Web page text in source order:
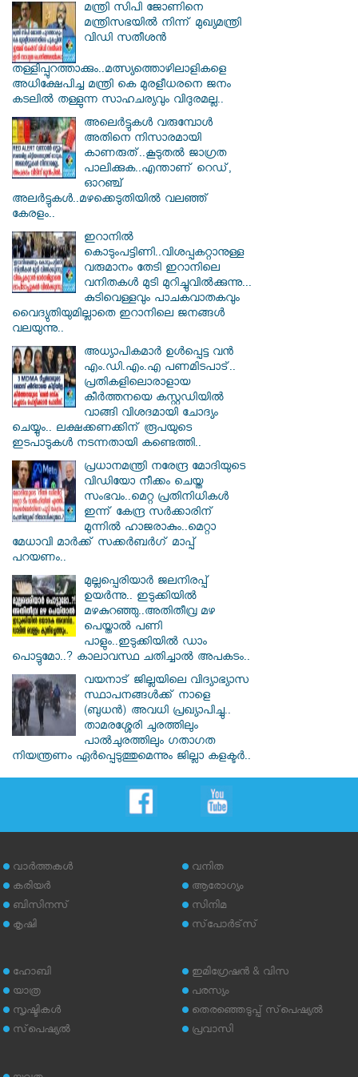
മന്ത്രി സിപി ജോണിനെ
മന്ത്രിസഭയില്‍ നിന്ന് മുഖ്യമന്ത്രി
വിഡി സതീശന്‍
തള്ളിപ്പുറത്താക്കും..മത്സ്യത്തൊഴിലാളികളെ
അധിക്ഷേപിച്ച മന്ത്രി കെ മുരളീധരനെ ജനം
കടലില്‍ തള്ളുന്ന സാഹചര്യവും വിദുരമല്ല..
അലെർട്ടുകൾ വരുമ്പോൾ
അതിനെ നിസാരമായി
കാണരുത്..കൂടുതൽ ജാഗ്രത
പാലിക്കുക..എന്താണ് റെഡ്,
ഓറഞ്ച്
അലർട്ടുകൾ..മഴക്കെടുതിയിൽ വലഞ്ഞ്
കേരളം..
ഇറാനില്‍
കൊടുംപട്ടിണി..വിശപ്പകറ്റാനുള്ള
വരുമാനം തേടി ഇറാനിലെ
വനിതകള്‍ മുടി മുറിച്ചുവില്‍ക്കുന്നു...
കുടിവെള്ളവും പാചകവാതകവും
വൈദ്യുതിയുമില്ലാതെ ഇറാനിലെ ജനങ്ങള്‍
വലയുന്നു..
അധ്യാപികമാര്‍ ഉള്‍പ്പെട്ട വന്‍
എം.ഡി.എം.എ പണമിടപാട്..
പ്രതികളിലൊരാളായ
കീര്‍ത്തനയെ കസ്റ്റഡിയില്‍
വാങ്ങി വിശദമായി ചോദ്യം
ചെയ്യും.. ലക്ഷക്കണക്കിന് രൂപയുടെ
ഇടപാടുകള്‍ നടന്നതായി കണ്ടെത്തി..
പ്രധാനമന്ത്രി നരേന്ദ്ര മോദിയുടെ
വിഡിയോ നീക്കം ചെയ്ത
സംഭവം..മെറ്റ പ്രതിനിധികൾ
ഇന്ന് കേന്ദ്ര സർക്കാരിന്
മുന്നിൽ ഹാജരാകും..മെറ്റാ
മേധാവി മാർക്ക് സക്കർബർഗ് മാപ്പ്
പറയണം..
മുല്ലപ്പെരിയാർ ജലനിരപ്പ്
ഉയർന്നു.. ഇടുക്കിയിൽ
മഴകുറഞ്ഞു..അതിതീവ്ര മഴ
പെയ്താൽ പണി
പാളും..ഇടുക്കിയിൽ ഡാം
പൊട്ടുമോ..? കാലാവസ്ഥ ചതിച്ചാൽ അപകടം..
വയനാട് ജില്ലയിലെ വിദ്യാഭ്യാസ
സ്ഥാപനങ്ങൾക്ക് നാളെ
(ബുധൻ) അവധി പ്രഖ്യാപിച്ചു..
താമരശ്ശേരി ചുരത്തിലും
പാൽചുരത്തിലും ഗതാഗത
നിയന്ത്രണം ഏർപ്പെടുത്തുമെന്നും ജില്ലാ കളക്ടർ..
വാര്‍ത്തകള്‍
കരിയര്‍
ബിസിനസ്
കൃഷി
വനിത
ആരോഗ്യം
സിനിമ
സ്‌പോര്‍ട്‌സ്
ഹോബി
യാത്ര
സൃഷ്ടികള്‍
സ്‌പെഷ്യല്‍
ഇമിഗ്രേഷന്‍ & വിസ
പരസ്യം
തെരഞ്ഞെടുപ്പ് സ്‌പെഷ്യല്‍
പ്രവാസി